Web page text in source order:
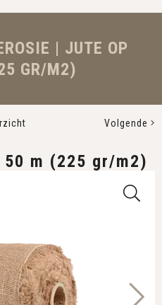
| JUTE OP
GR/M2)
Volgende
m (225 gr/m2)